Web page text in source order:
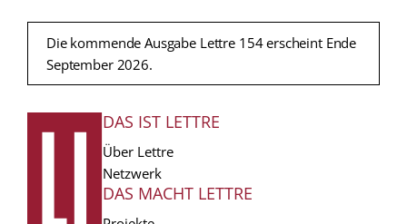
Die kommende Ausgabe Lettre 154 erscheint Ende
September 2026.
FUSSZEILE
DAS IST LETTRE
Über Lettre
Netzwerk
DAS MACHT LETTRE